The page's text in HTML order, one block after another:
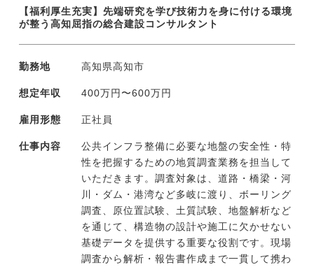
内）ですが、発災時には全国へ応援に向かう
場合があります。ドローンや生成AIなど先端
発信の新たな取り組みには、外部研修派遣や
導入費用負担など会社が惜しみなく後押しす
【福利厚生充実】先端研究を学び技術力を身に付ける環境
が整う高知屈指の総合建設コンサルタント
勤務地 高知県高知市
想定年収 400万円〜600万円
雇用形態 正社員
仕事内容
公共インフラ整備に必要な地盤の安全性・特
性を把握するための地質調査業務を担当して
いただきます。調査対象は、道路・橋梁・河
川・ダム・港湾など多岐に渡り、ボーリング
調査、原位置試験、土質試験、地盤解析など
を通じて、構造物の設計や施工に欠かせない
基礎データを提供する重要な役割です。現場
調査から解析・報告書作成まで一貫して携わ